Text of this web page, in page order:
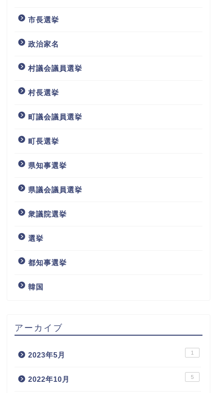
市長選挙
政治家名
村議会議員選挙
村長選挙
町議会議員選挙
町長選挙
県知事選挙
県議会議員選挙
衆議院選挙
選挙
都知事選挙
韓国
アーカイブ
2023年5月 1
2022年10月 5